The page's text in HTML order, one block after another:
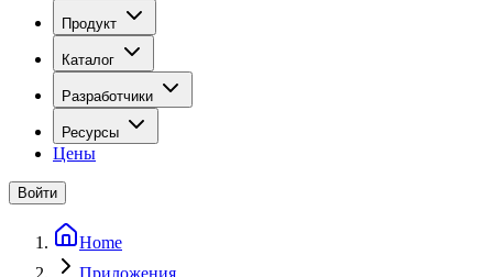
Продукт
Каталог
Разработчики
Ресурсы
Цены
Войти
Home
Приложения